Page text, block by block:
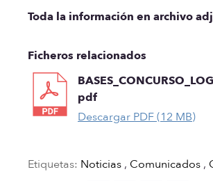
Toda la información en archivo
Ficheros relacionados
pdf
Descargar PDF (12 MB)
Etiquetas: Noticias , Comunicados ,